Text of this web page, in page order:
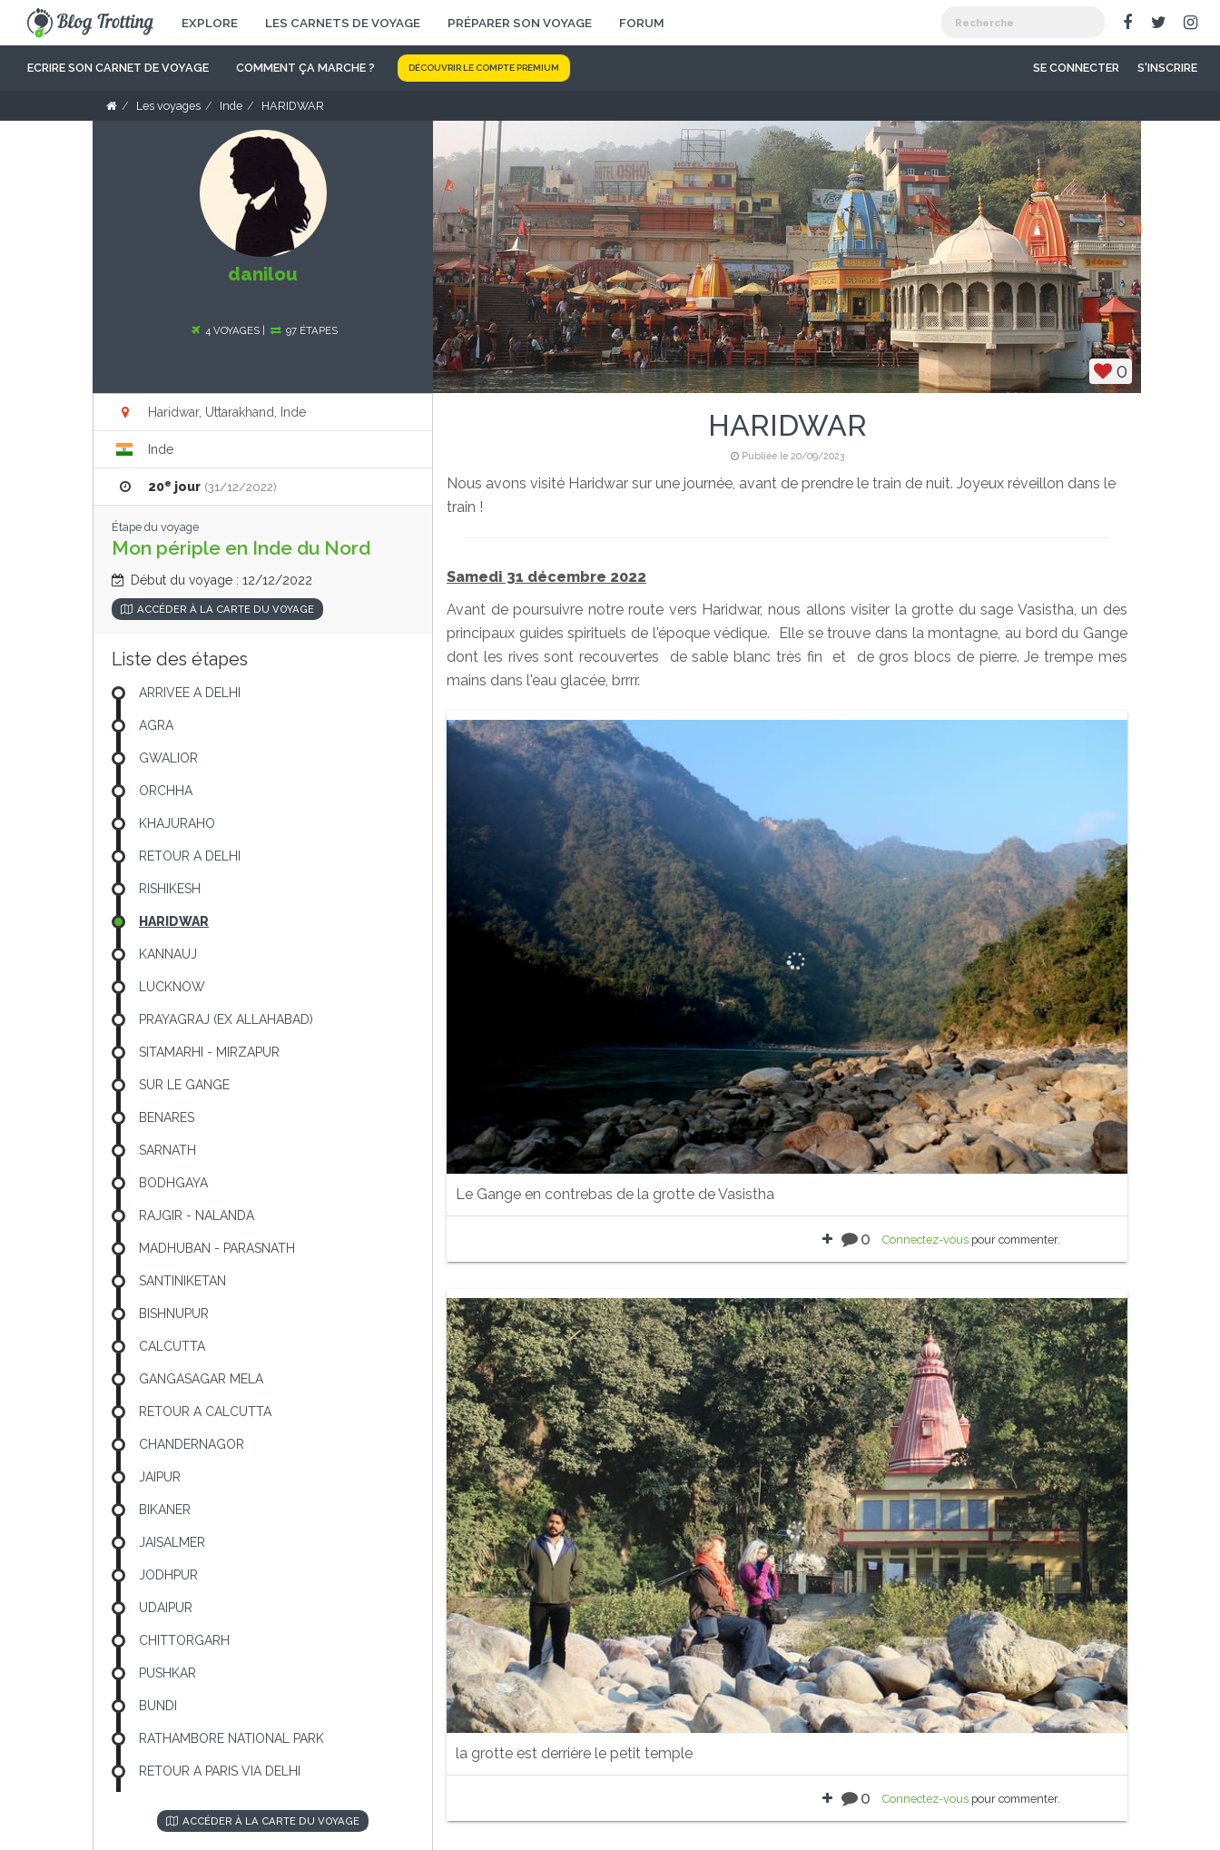
EXPLORE LES CARNETS DE VOYAGE PRÉPARER SON VOYAGE FORUM
ECRIRE SON CARNET DE VOYAGE COMMENT ÇA MARCHE ? DÉCOUVRIR LE COMPTE PREMIUM SE CONNECTER S'INSCRIRE
Les voyages Inde HARIDWAR
0
HARIDWAR
Publiée le 20/09/2023
Nous avons visité Haridwar sur une journée, avant de prendre le train de nuit. Joyeux réveillon dans le
train !
Samedi 31 décembre 2022
Avant de poursuivre notre route vers Haridwar, nous allons visiter la grotte du sage Vasistha, un des
principaux guides spirituels de l'époque védique. Elle se trouve dans la montagne, au bord du Gange
dont les rives sont recouvertes de sable blanc très fin et de gros blocs de pierre. Je trempe mes
mains dans l'eau glacée, brrrr.
Le Gange en contrebas de la grotte de Vasistha
0 Connectez-vous pour commenter.
la grotte est derrière le petit temple
0 Connectez-vous pour commenter.
danilou
4 VOYAGES | 97 ÉTAPES
Haridwar, Uttarakhand, Inde
Inde
20e jour (31/12/2022)
Étape du voyage
Mon périple en Inde du Nord
Début du voyage : 12/12/2022
ACCÉDER À LA CARTE DU VOYAGE
Liste des étapes
ARRIVEE A DELHI
AGRA
GWALIOR
ORCHHA
KHAJURAHO
RETOUR A DELHI
RISHIKESH
HARIDWAR
KANNAUJ
LUCKNOW
PRAYAGRAJ (EX ALLAHABAD)
SITAMARHI - MIRZAPUR
SUR LE GANGE
BENARES
SARNATH
BODHGAYA
RAJGIR - NALANDA
MADHUBAN - PARASNATH
SANTINIKETAN
BISHNUPUR
CALCUTTA
GANGASAGAR MELA
RETOUR A CALCUTTA
CHANDERNAGOR
JAIPUR
BIKANER
JAISALMER
JODHPUR
UDAIPUR
CHITTORGARH
PUSHKAR
BUNDI
RATHAMBORE NATIONAL PARK
RETOUR A PARIS VIA DELHI
ACCÉDER À LA CARTE DU VOYAGE